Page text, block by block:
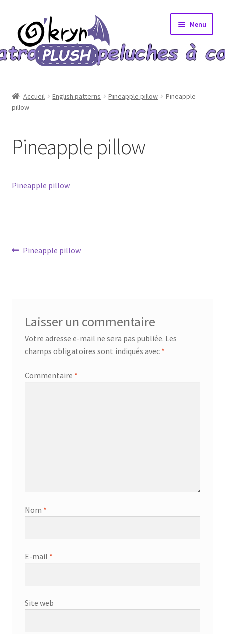
la
navigation
au
contenu
Menu
A propos
Boutique
Mon Compte
Page d’exemple
Panier
Accueil English patterns Pineapple pillow
Pineapple
pillow
Pineapple pillow
Pineapple pillow
Navigation
Article
Pineapple pillow
Laisser un commentaire
Votre adresse e-mail ne sera pas publiée. Les
champs obligatoires sont indiqués avec *
Commentaire *
Nom *
E-mail *
Site web